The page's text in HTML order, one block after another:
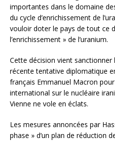
importantes dans le domaine
du cycle d’enrichissement de
vouloir doter le pays de tout ce
l’enrichissement » de l’uranium.
Cette décision vient
récente tentative diplomatique
français Emmanuel Macron pour
international sur le nucléaire
Vienne ne vole en éclats.
Les mesures annoncées par
phase » d’un plan de réduction